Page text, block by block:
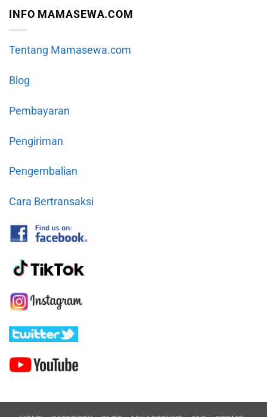
INFO MAMASEWA.COM
Tentang Mamasewa.com
Blog
Pembayaran
Pengiriman
Pengembalian
Cara Bertransaksi